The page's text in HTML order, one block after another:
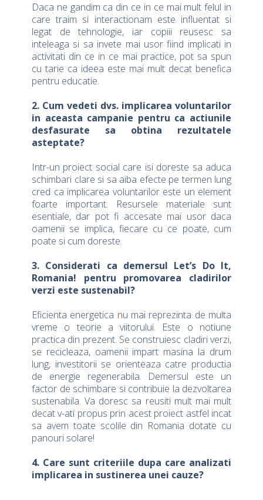
Daca ne gandim ca din ce in ce mai mult felul in
care traim si interactionam este influentat si
legat de tehnologie, iar copiii reusesc sa
inteleaga si sa invete mai usor fiind implicati in
activitati din ce in ce mai practice, pot sa spun
cu tarie ca ideea este mai mult decat benefica
pentru educatie.
2. Cum vedeti dvs. implicarea voluntarilor
in aceasta campanie pentru ca actiunile
desfasurate sa obtina rezultatele
asteptate?
Intr-un proiect social care isi doreste sa aduca
schimbari clare si sa aiba efecte pe termen lung
cred ca implicarea voluntarilor este un element
foarte important. Resursele materiale sunt
esentiale, dar pot fi accesate mai usor daca
oamenii se implica, fiecare cu ce poate, cum
poate si cum doreste.
3. Considerati ca demersul Let’s Do It,
Romania! pentru promovarea cladirilor
verzi este sustenabil?
Eficienta energetica nu mai reprezinta de multa
vreme o teorie a viitorului. Este o notiune
practica din prezent. Se construiesc cladiri verzi,
se recicleaza, oamenii impart masina la drum
lung, investitorii se orienteaza catre productia
de energie regenerabila. Demersul este un
factor de schimbare si contribuie la dezvoltarea
sustenabila. Va doresc sa reusiti mult mai mult
decat v-ati propus prin acest proiect astfel incat
sa avem toate scolile din Romania dotate cu
panouri solare!
4. Care sunt criteriile dupa care analizati
implicarea in sustinerea unei cauze?